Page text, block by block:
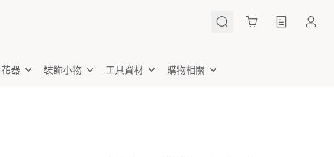
Cart
花器 裝飾小物 工具資材 購物相關